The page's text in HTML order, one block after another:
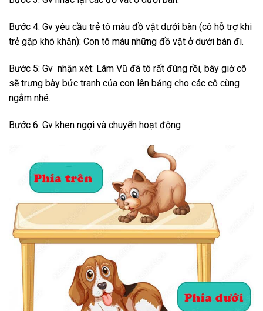
Bước 4: Gv yêu cầu trẻ tô màu đồ vật dưới bàn (cô hỗ trợ khi
trẻ gặp khó khăn): Con tô màu những đồ vật ở dưới bàn đi.
Bước 5: Gv nhận xét: Lâm Vũ đã tô rất đúng rồi, bây giờ cô
sẽ trưng bày bức tranh của con lên bảng cho các cô cùng
ngắm nhé.
Bước 6: Gv khen ngợi và chuyển hoạt động